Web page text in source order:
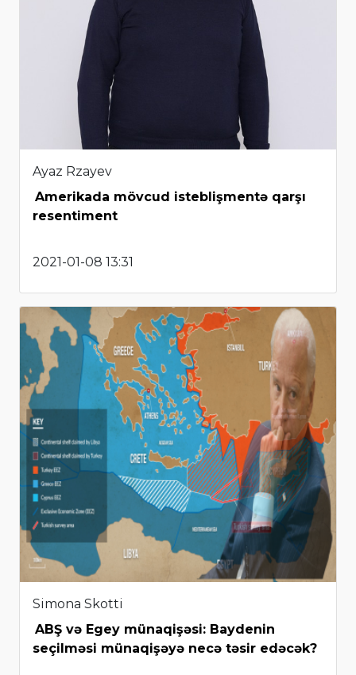
Ayaz Rzayev
Amerikada mövcud isteblişmentə qarşı
resentiment
2021-01-08 13:31
Simona Skotti
ABŞ və Egey münaqişəsi: Baydenin
seçilməsi münaqişəyə necə təsir edəcək?